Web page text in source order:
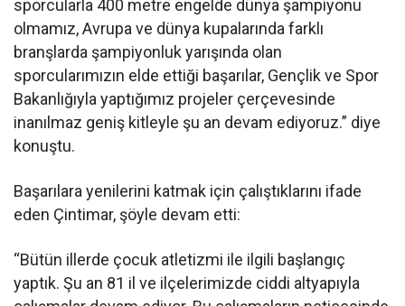
sporcularla 400 metre engelde dünya şampiyonu
olmamız, Avrupa ve dünya kupalarında farklı
branşlarda şampiyonluk yarışında olan
sporcularımızın elde ettiği başarılar, Gençlik ve Spor
Bakanlığıyla yaptığımız projeler çerçevesinde
inanılmaz geniş kitleyle şu an devam ediyoruz.” diye
konuştu.​​​​​​​
Başarılara yenilerini katmak için çalıştıklarını ifade
eden Çintimar, şöyle devam etti:
“Bütün illerde çocuk atletizmi ile ilgili başlangıç
yaptık. Şu an 81 il ve ilçelerimizde ciddi altyapıyla